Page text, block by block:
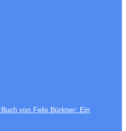
Buch von Felix Bürkner: Ein